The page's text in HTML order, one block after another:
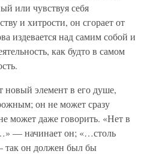
или чувствуя себя
и хитрости, он сгорает от
издевается над самим собой и
как будто в самом
новый элемент в его душе,
он не может сразу
может даже говорить. «Нет в
— начинает он; «…столь
так он должен был бы